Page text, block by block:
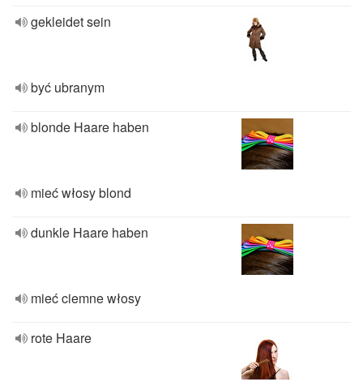
gekleidet sein
być ubranym
blonde Haare haben
mieć włosy blond
dunkle Haare haben
mieć ciemne włosy
rote Haare